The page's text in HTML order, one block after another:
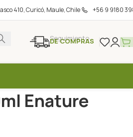
410, Curicó, Maule, Chile +56 9 9180
Seguimiento
DE COMPRAS
Enature